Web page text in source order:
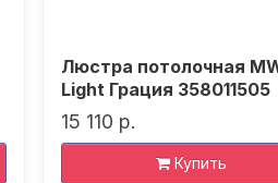
Люстра потолочная
Light Грация 358011505
15 110 р.
Купить